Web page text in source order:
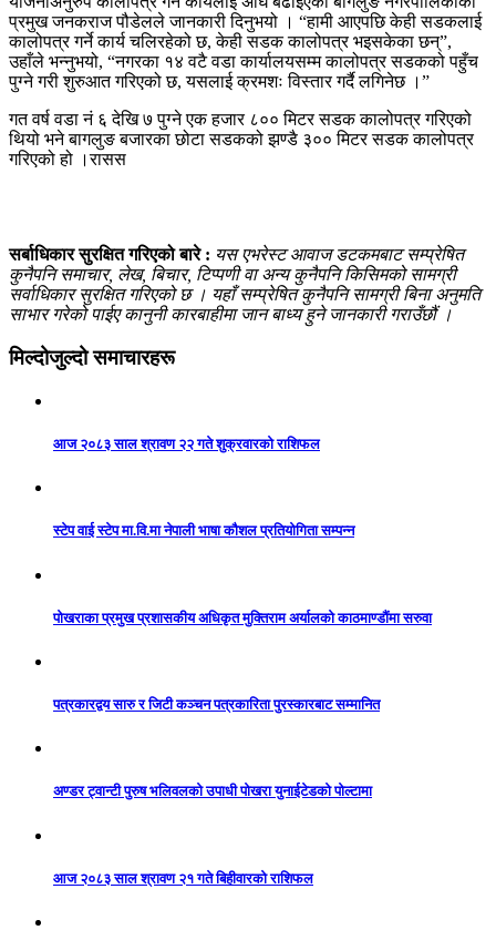
प्रमुख जनकराज पौडेलले जानकारी दिनुभयो । “हामी आएपछि केही सडकलाई
कालोपत्र गर्ने कार्य चलिरहेको छ, केही सडक कालोपत्र भइसकेका छन्”,
उहाँले भन्नुभयो, “नगरका १४ वटै वडा कार्यालयसम्म कालोपत्र सडकको पहुँच
पुग्ने गरी शुरुआत गरिएको छ, यसलाई क्रमशः विस्तार गर्दै लगिनेछ ।”
गत वर्ष वडा नं ६ देखि ७ पुग्ने एक हजार ८०० मिटर सडक कालोपत्र गरिएको
थियो भने बागलुङ बजारका छोटा सडकको झण्डै ३०० मिटर सडक कालोपत्र
गरिएको हो ।रासस
सर्बाधिकार सुरक्षित गरिएको बारे : यस एभरेस्ट आवाज डटकमबाट सम्प्रेषित
कुनैपनि समाचार, लेख, बिचार, टिप्पणी वा अन्य कुनैपनि किसिमको सामग्री
सर्वाधिकार सुरक्षित गरिएको छ । यहाँ सम्प्रेषित कुनैपनि सामग्री बिना अनुमति
साभार गरेको पाईए कानुनी कारबाहीमा जान बाध्य हुने जानकारी गराउँछौं ।
मिल्दोजुल्दो समाचारहरू
आज २०८३ साल श्रावण २२ गते शुक्रवारको राशिफल
स्टेप वाई स्टेप मा.वि.मा नेपाली भाषा कौशल प्रतियोगिता सम्पन्न
पोखराका प्रमुख प्रशासकीय अधिकृत मुक्तिराम अर्यालको काठमाण्डौंमा सरुवा
पत्रकारद्वय सारु र जिटी कञ्चन पत्रकारिता पुरस्कारबाट सम्मानित
अण्डर ट्वान्टी पुरुष भलिवलको उपाधी पोखरा युनाईटेडको पोल्टामा
आज २०८३ साल श्रावण २१ गते बिहीवारको राशिफल